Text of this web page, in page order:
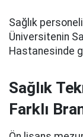
Sağlık
Üniversitenin
Hastanesinde
Sağlık
Farklı